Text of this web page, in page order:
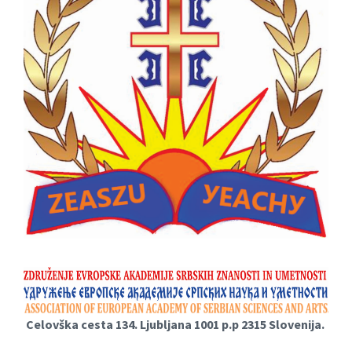
Celovška cesta 134. Ljubljana 1001 p.p 2315 Slovenija.